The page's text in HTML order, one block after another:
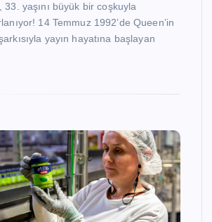
yaşını büyük bir coşkuyla
14 Temmuz 1992’de Queen’in
yayın hayatına başlayan